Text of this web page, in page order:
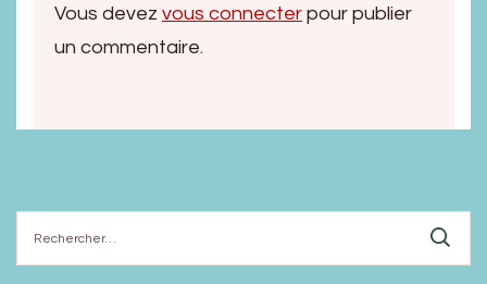
Vous devez vous connecter pour publier
un commentaire.